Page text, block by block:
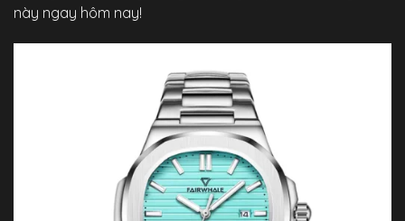
này ngay hôm nay!